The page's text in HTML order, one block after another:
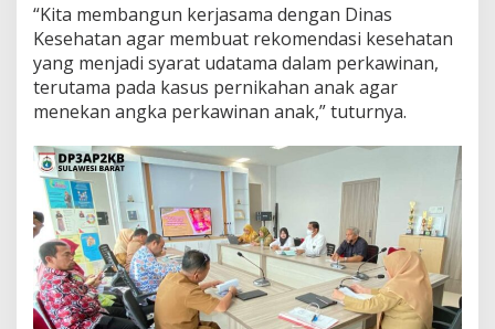
“Kita membangun kerjasama dengan Dinas
Kesehatan agar membuat rekomendasi kesehatan
yang menjadi syarat udatama dalam perkawinan,
terutama pada kasus pernikahan anak agar
menekan angka perkawinan anak,” tuturnya.